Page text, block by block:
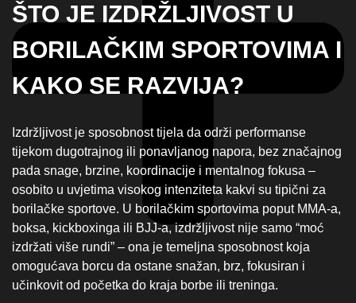
ŠTO JE IZDRŽLJIVOST U
BORILAČKIM SPORTOVIMA I
KAKO SE RAZVIJA?
Izdržljivost je sposobnost tijela da održi performanse
tijekom dugotrajnog ili ponavljanog napora, bez značajnog
pada snage, brzine, koordinacije i mentalnog fokusa –
osobito u uvjetima visokog intenziteta kakvi su tipični za
borilačke sportove. U borilačkim sportovima poput MMA‑a,
boksa, kickboxinga ili BJJ‑a, izdržljivost nije samo “moć
izdržati više rundi” – ona je temeljna sposobnost koja
omogućava borcu da ostane snažan, brz, fokusiran i
učinkovit od početka do kraja borbe ili treninga.